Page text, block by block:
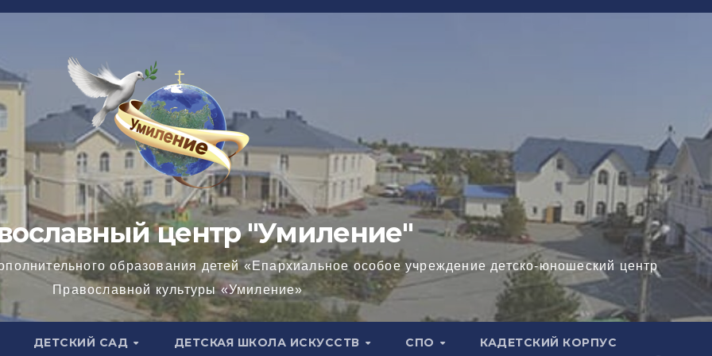
центр "Умиление"
образования детей «Епархиальное особое учреждение детско-юношеский центр
Православной культуры «Умиление»
ДЕТСКИЙ САД ДЕТСКАЯ ШКОЛА ИСКУССТВ СПО КАДЕТСКИЙ КОРПУС